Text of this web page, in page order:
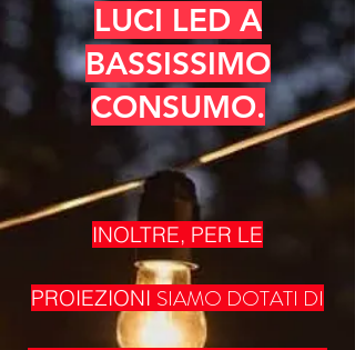
LUCI LED A
BASSISSIMO
CONSUMO.
INOLTRE, PER LE
PROIEZIONI SIAMO DOTATI DI